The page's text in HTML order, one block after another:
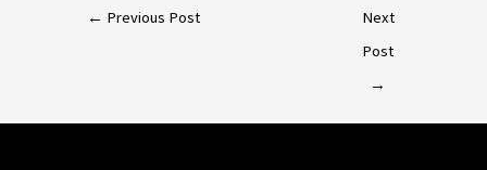
← Previous Post
Next
Post
→